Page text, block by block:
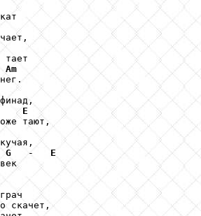
тает
Am
E
тают,
G
   -
E
скачет,